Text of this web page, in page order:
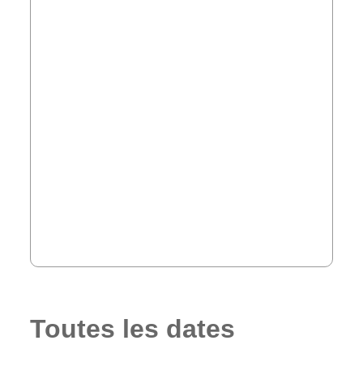
Toutes les dates